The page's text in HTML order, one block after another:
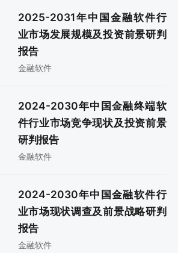
2025-2031年中国金融软件行
业市场发展规模及投资前景研判
报告
金融软件
2024-2030年中国金融终端软
件行业市场竞争现状及投资前景
研判报告
金融软件
2024-2030年中国金融软件行
业市场现状调查及前景战略研判
报告
金融软件